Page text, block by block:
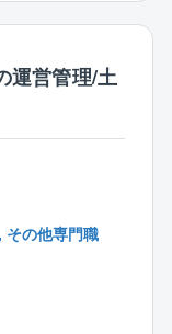
成するため、
すい職場づく
。
の継続確保と
現行の60歳か
運営管理/土
その他専門職